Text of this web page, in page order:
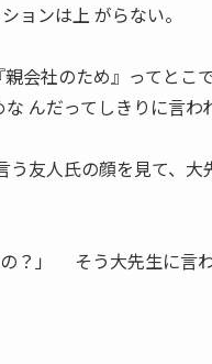
ョンは上 がらない。
会社のため』ってとこ
んだってしきりに言わ
友人氏の顔を見て、大
の？」 そう大先生に言